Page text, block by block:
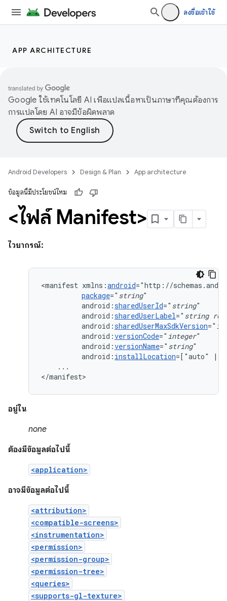
ลงชื่อเข้าใช้
APP ARCHITECTURE
Google ใช้เทคโนโลยี AI เพื่อแปลเนื้อหาเป็นภาษาที่คุณต้องการ
การแปลโดย AI อาจมีข้อผิดพลาด
Android Developers Design & Plan App architecture
ข้อมูลนี้มีประโยชน์ไหม
<ไฟล์ Manifest>
ไวยากรณ์:
<manifest xmlns:android
package=" string
android:sharedUserId=" string
android:sharedUserLabel=" string
android:sharedUserMaxSdkVersion="
android:versionCode=" integer
android:versionName=" string
android: installLocation=["auto" |
...
</manifest>
อยู่ใน
none
ต้องมีข้อมูลต่อไปนี้
<application>
อาจมีข้อมูลต่อไปนี้
<attribution>
<compatible-screens>
<instrumentation>
<permission>
<permission-group>
<permission-tree>
<queries>
<supports-gl-texture>